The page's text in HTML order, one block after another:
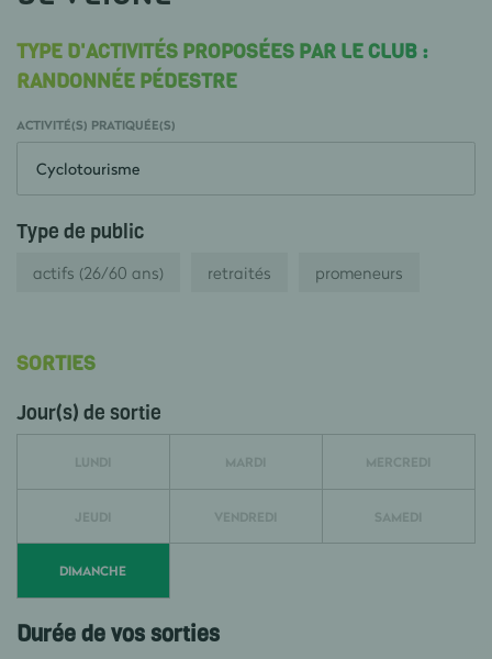
TYPE D'ACTIVITÉS PROPOSÉES PAR LE CLUB :
RANDONNÉE PÉDESTRE
ACTIVITÉ(S) PRATIQUÉE(S)
Cyclotourisme
Type de public
actifs (26/60 ans) retraités promeneurs
SORTIES
Jour(s) de sortie
LUNDI MARDI MERCREDI
JEUDI VENDREDI SAMEDI
DIMANCHE
Durée de vos sorties